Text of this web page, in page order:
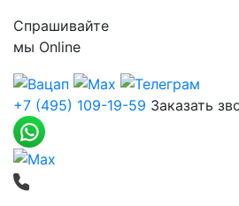
Спрашивайте
мы Online
+7 (495) 109-19-59 Заказать